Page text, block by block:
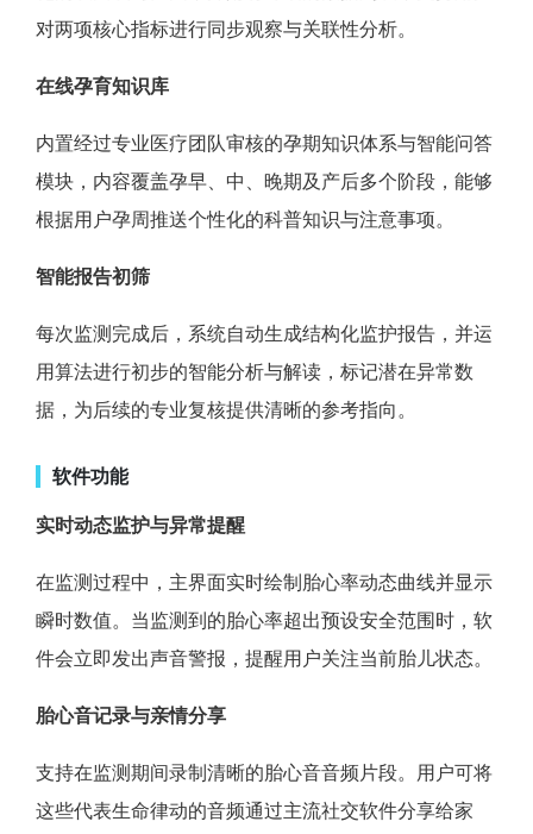
对两项核心指标进行同步观察与关联性分析。
在线孕育知识库
内置经过专业医疗团队审核的孕期知识体系与智能问答
模块，内容覆盖孕早、中、晚期及产后多个阶段，能够
根据用户孕周推送个性化的科普知识与注意事项。
智能报告初筛
每次监测完成后，系统自动生成结构化监护报告，并运
用算法进行初步的智能分析与解读，标记潜在异常数
据，为后续的专业复核提供清晰的参考指向。
软件功能
实时动态监护与异常提醒
在监测过程中，主界面实时绘制胎心率动态曲线并显示
瞬时数值。当监测到的胎心率超出预设安全范围时，软
件会立即发出声音警报，提醒用户关注当前胎儿状态。
胎心音记录与亲情分享
支持在监测期间录制清晰的胎心音音频片段。用户可将
这些代表生命律动的音频通过主流社交软件分享给家